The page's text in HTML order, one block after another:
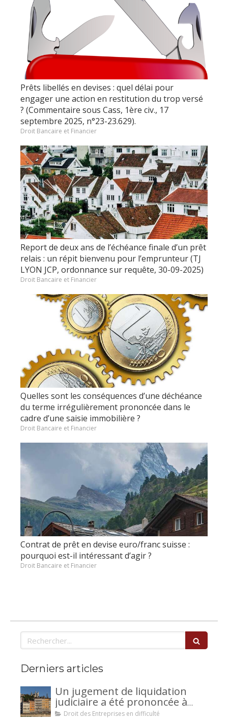
Prêts libellés en devises : quel délai pour
engager une action en restitution du trop versé
? (Commentaire sous Cass, 1ère civ., 17
septembre 2025, n°23-23.629).
Droit Bancaire et Financier
Report de deux ans de l’échéance finale d’un prêt
relais : un répit bienvenu pour l’emprunteur (TJ
LYON JCP, ordonnance sur requête, 30-09-2025)
Droit Bancaire et Financier
Quelles sont les conséquences d’une déchéance
du terme irrégulièrement prononcée dans le
cadre d’une saisie immobilière ?
Droit Bancaire et Financier
Contrat de prêt en devise euro/franc suisse :
pourquoi est-il intéressant d’agir ?
Droit Bancaire et Financier
Rechercher
Derniers articles
Un jugement de liquidation
judiciaire a été prononcée à
votre encontre : comment
Droit des Entreprises en difficulté